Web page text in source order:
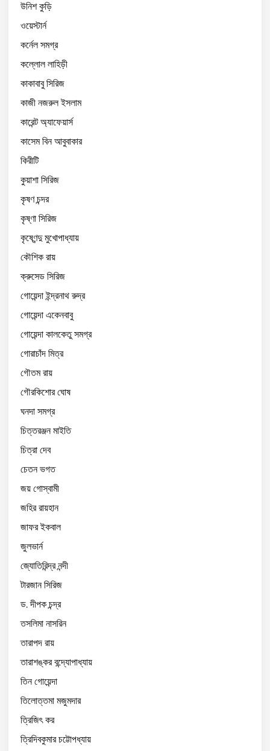
উনিশ কুড়ি
ওয়েস্টার্ন
কর্নেল সমগ্র
কল্লোল লাহিড়ী
কাকাবাবু সিরিজ
কাজী নজরুল ইসলাম
কারেন্ট অ্যাফেয়ার্স
কাসেম বিন আবুবাকার
কিরীটি
কুয়াশা সিরিজ
কৃষণ চন্দর
কৃষ্ণা সিরিজ
কৃষ্ণেন্দু মুখোপাধ্যায়
কৌশিক রায়
ক্রুসেড সিরিজ
গোয়েন্দা ইন্দ্রনাথ রুদ্র
গোয়েন্দা একেনবাবু
গোয়েন্দা কালকেতু সমগ্র
গোরাচাঁদ মিত্র
গৌতম রায়
গৌরকিশোর ঘোষ
ঘনদা সমগ্র
চিত্তরঞ্জন মাইতি
চিত্রা দেব
চেতন ভগত
জয় গোস্বামী
জহির রায়হান
জাফর ইকবাল
জুলভার্ন
জ্যোতিরিন্দ্র নন্দী
টারজান সিরিজ
ড. দীপক চন্দ্র
তসলিমা নাসরিন
তারাপদ রায়
তারাশঙ্কর বন্দ্যোপাধ্যায়
তিন গোয়েন্দা
তিলোত্তমা মজুমদার
ত্রিজিৎ কর
ত্রিদিবকুমার চট্টোপধ্যায়